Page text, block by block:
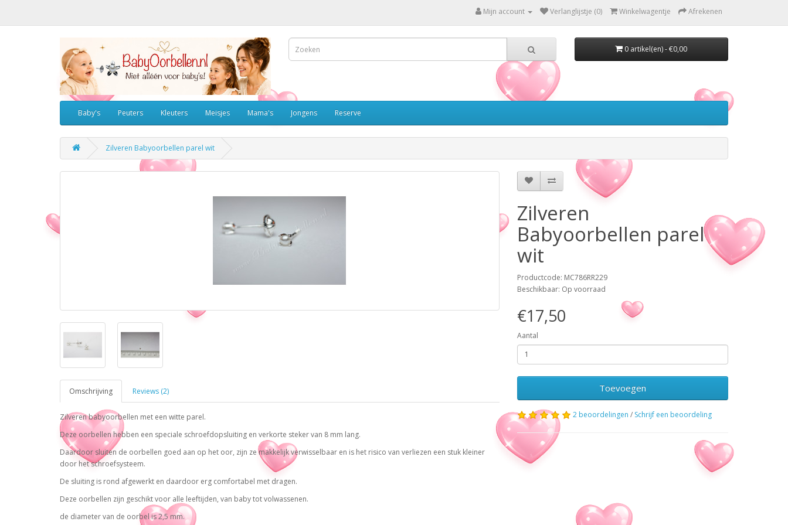
Mijn account Verlanglijstje (0) Winkelwagentje Afrekenen
0 artikel(en) - €0,00
Baby's Peuters Kleuters Meisjes Mama's Jongens Reserve
Zilveren Babyoorbellen parel wit
Omschrijving Reviews (2)
Zilveren babyoorbellen met een witte parel.
Deze oorbellen hebben een speciale schroefdopsluiting en verkorte steker van 8 mm lang.
Daardoor sluiten de oorbellen goed aan op het oor, zijn ze makkelijk verwisselbaar en is het risico van verliezen een stuk kleiner
door het schroefsysteem.
De sluiting is rond afgewerkt en daardoor erg comfortabel met dragen.
Deze oorbellen zijn geschikt voor alle leeftijden, van baby tot volwassenen.
de diameter van de oorbel is 2,5 mm.
Zilveren
Babyoorbellen parel
wit
Productcode: MC786RR229
Beschikbaar: Op voorraad
€17,50
Aantal
Toevoegen
2 beoordelingen / Schrijf een beoordeling